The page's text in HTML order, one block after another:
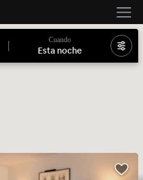
Cuando
Esta noche